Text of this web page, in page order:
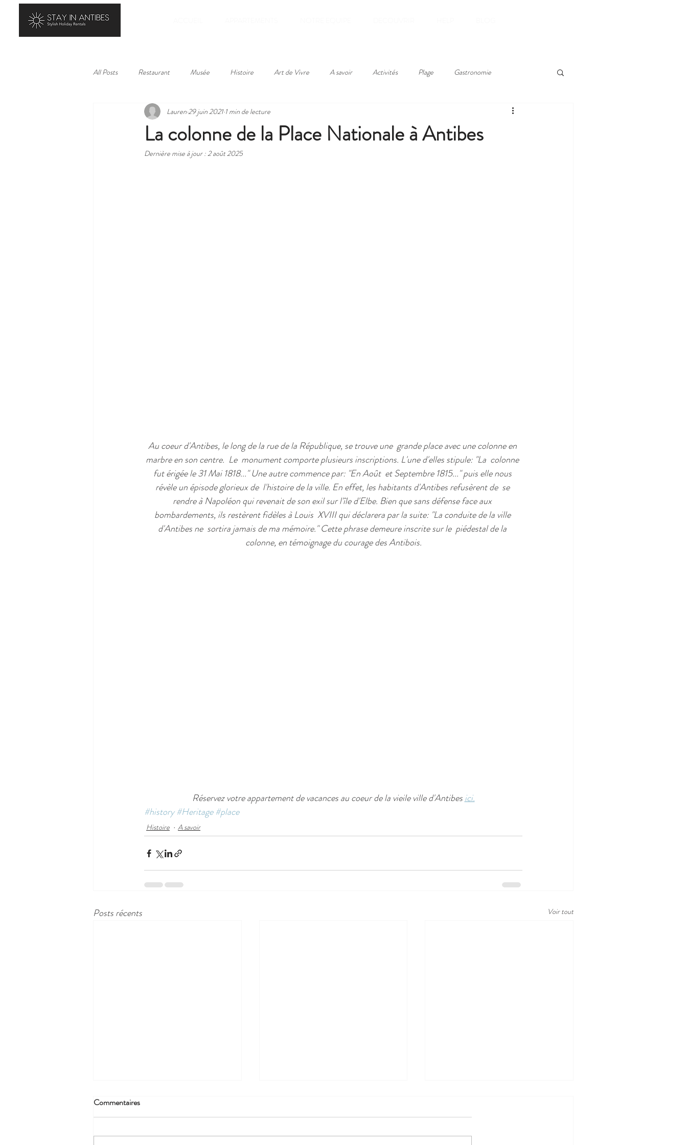
All Posts Restaurant Musée Histoire Art de Vivre A savoir Activités Plage Gastronomie
La colonne de la Place Nationale à Antibes
Lauren29 juin 2021 1 min de lecture
Dernière mise à jour :2 août 2025
Au coeur d'Antibes, le long de la rue de la République, se trouve une  grande place avec une colonne en
marbre en son centre.  Le  monument comporte plusieurs inscriptions. L'une d'elles stipule: "La  colonne
fut érigée le 31 Mai 1818..." Une autre commence par: "En Août  et Septembre 1815..." puis elle nous
révèle un épisode glorieux de  l'histoire de la ville. En effet, les habitants d'Antibes refusèrent de  se
rendre à Napoléon qui revenait de son exil sur l'île d'Elbe. Bien que sans défense face aux
bombardements, ils restèrent fidèles à Louis  XVIII qui déclarera par la suite: "La conduite de la ville
d'Antibes ne  sortira jamais de ma mémoire." Cette phrase demeure inscrite sur le  piédestal de la
colonne, en témoignage du courage des Antibois.
Réservez votre appartement de vacances au coeur de la vieile ville d'Antibes ici.
#history #Heritage #place
Histoire A savoir
Posts récents Voir tout
Commentaires